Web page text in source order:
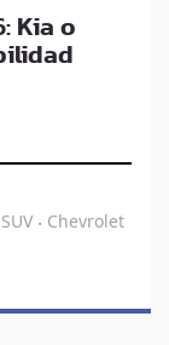
Kia o
SUV · Chevrolet